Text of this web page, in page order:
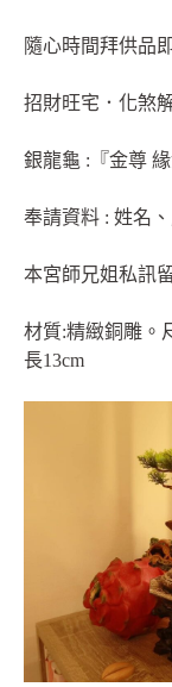
隨心時間拜供品
招財旺宅．化煞
銀龍龜 :『金尊
奉請資料 : 姓名
本宮師兄姐私訊
材質:精緻銅雕。
長13cm